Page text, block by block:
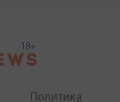
Политика